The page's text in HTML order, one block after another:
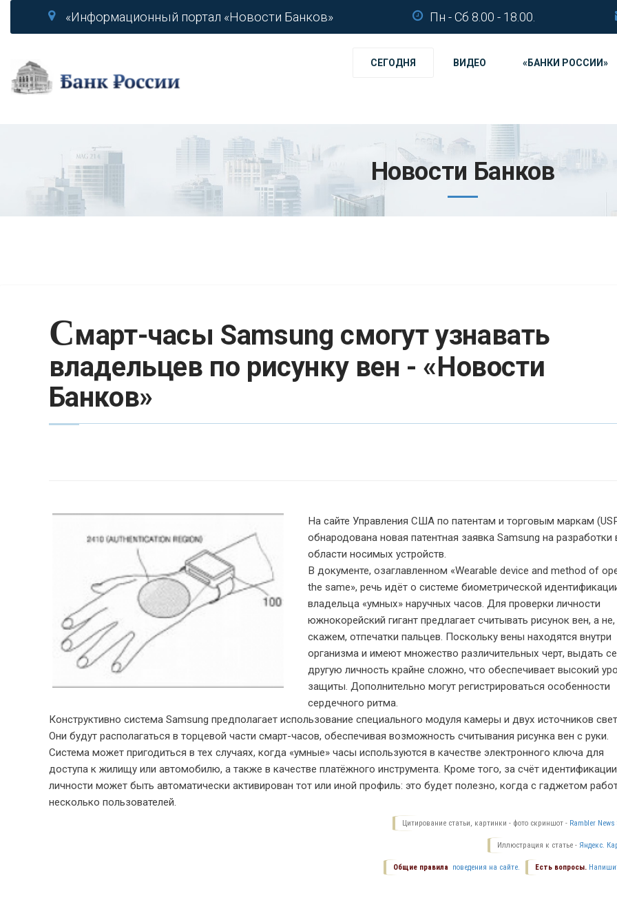
«Информационный портал «Новости Банков» Пн - Сб 8.00 - 18.00.
СЕГОДНЯ ВИДЕО «БАНКИ РОССИИ»
Новости Банков
Смарт-часы Samsung смогут узнавать
владельцев по рисунку вен - «Новости
Банков»
На сайте УправленияСША по патентам и торговым маркам (
обнародована новая патентная заявка Samsung на разработки
области носимых устройств.
В документе, озаглавленном «Wearable device and method of
the same», речь идёт о системе биометрической
владельца «умных» наручных часов. Для проверки личности
южнокорейский гигант предлагает считывать рисунок вен, а не,
скажем, отпечатки пальцев. Поскольку вены находятся внутри
организма и имеют множество различительных черт, выдать
другую личность крайне сложно, что обеспечивает высокий
защиты. Дополнительно могут регистрироваться особенности
сердечного ритма.
Конструктивно система Samsung предполагает использование специального модуля камеры и двух источников
Они будут располагаться в торцевой части смарт-часов, обеспечивая возможность считывания рисунка вен с руки.
Система может пригодиться в тех случаях, когда «умные» часы используются в качестве электронного ключа для
доступа к жилищу или автомобилю, а также в качестве платёжного инструмента. Кроме того, за счёт идентификации
личности может быть автоматически активирован тот или иной профиль: это будет полезно, когда с гаджетом
несколько пользователей.
Цитирование статьи, картинки - фото скриншот - Rambler News
Иллюстрация к статье - Яндекс.
Есть вопросы.
Общие правила поведения на сайте.